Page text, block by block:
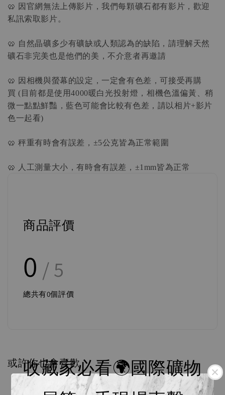
收藏家必看🌍國際礦物
🥨 因官網無法上傳影片，我們每顆礦石都有影片，歡迎
私訊索取影片。
🥨 自然晶礦多少有礦缺或人類認為的缺陷，請理解天然
礦石非完美也是他們的美，不介意者再邀請
🥨 因相機與螢幕的設定，一定會有色差，可接受再購
買 (目前都是使用4000暖白光投射燈，相機色溫偏黃、稍
微一點點鮮豔，藍色可能會比較有色差，請以相片+影片
色一起看)
🥨 秤重有時會有誤差， ±5公克皆為正常範圍
🥨 人工測量大小，有時會有誤差， ±1mm皆為正常
商品評價
0 / 5
總共有0個評價
或許你也會喜歡